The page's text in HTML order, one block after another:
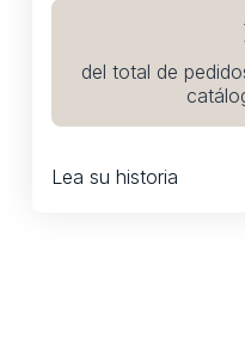
del total de
Lea su historia